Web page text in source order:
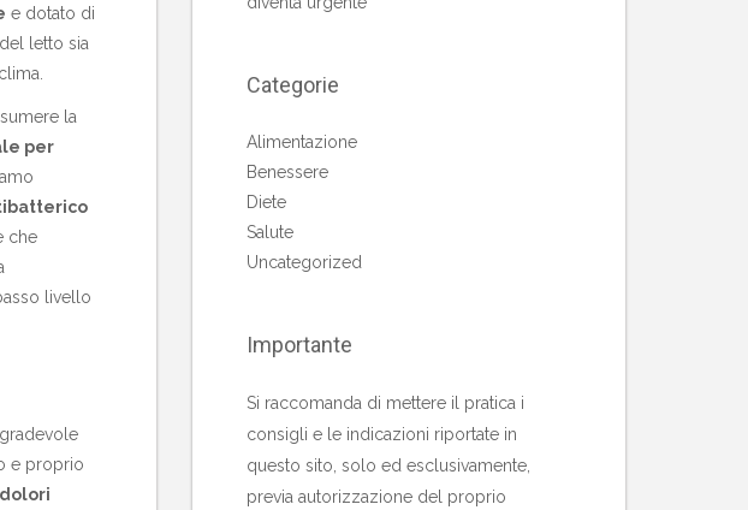
e dotato di
letto sia
la
per
che
livello
e proprio
dolori
Categorie
Alimentazione
Benessere
Diete
Salute
Uncategorized
Importante
Si raccomanda di mettere il pratica i
consigli e le indicazioni riportate in
questo sito, solo ed esclusivamente,
previa autorizzazione del proprio